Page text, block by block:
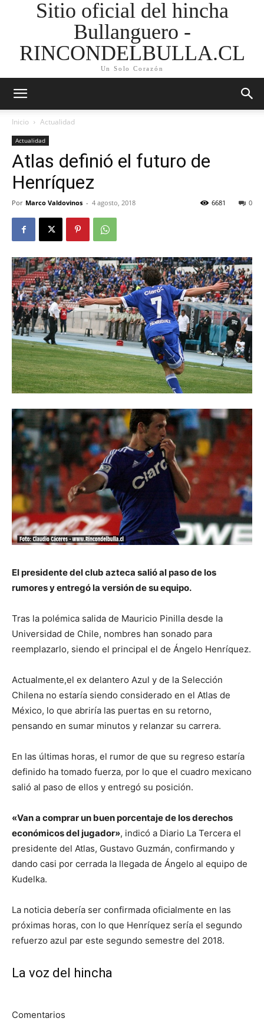
Sitio oficial del hincha
Bullanguero -
RINCONDELBULLA.CL
Un Solo Corazón
Inicio Actualidad
Actualidad
Atlas definió el futuro de
Henríquez
Por Marco Valdovinos - 4 agosto, 2018 0
6681
El presidente del club azteca salió al paso de los
rumores y entregó la versión de su equipo.
Tras la polémica salida de Mauricio Pinilla desde la
Universidad de Chile, nombres han sonado para
reemplazarlo, siendo el principal el de Ángelo Henríquez.
Actualmente,el ex delantero Azul y de la Selección
Chilena no estaría siendo considerado en el Atlas de
México, lo que abriría las puertas en su retorno,
pensando en sumar minutos y relanzar su carrera.
En las últimas horas, el rumor de que su regreso estaría
definido ha tomado fuerza, por lo que el cuadro mexicano
salió al paso de ellos y entregó su posición.
«Van a comprar un buen porcentaje de los derechos
económicos del jugador», indicó a Diario La Tercera el
presidente del Atlas, Gustavo Guzmán, confirmando y
dando casi por cerrada la llegada de Ángelo al equipo de
Kudelka.
La noticia debería ser confirmada oficialmente en las
próximas horas, con lo que Henríquez sería el segundo
refuerzo azul par este segundo semestre del 2018.
La voz del hincha
Comentarios